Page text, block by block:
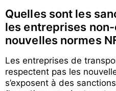
Quelles sont les
les entreprises
nouvelles normes
Les entreprises de
respectent pas les
s’exposent à des